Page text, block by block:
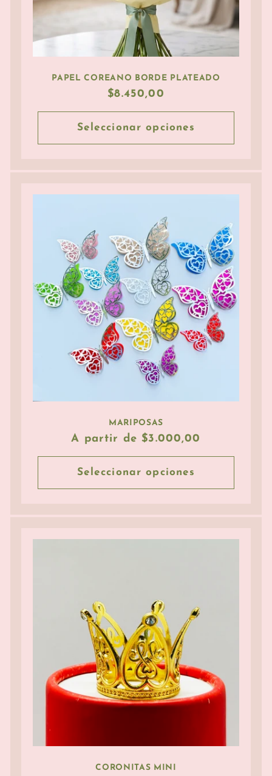
PAPEL COREANO BORDE PLATEADO
Precio
habitual
$8.450,00
Seleccionar opciones
MARIPOSAS
Precio
habitual
A partir de $3.000,00
Seleccionar opciones
CORONITAS MINI